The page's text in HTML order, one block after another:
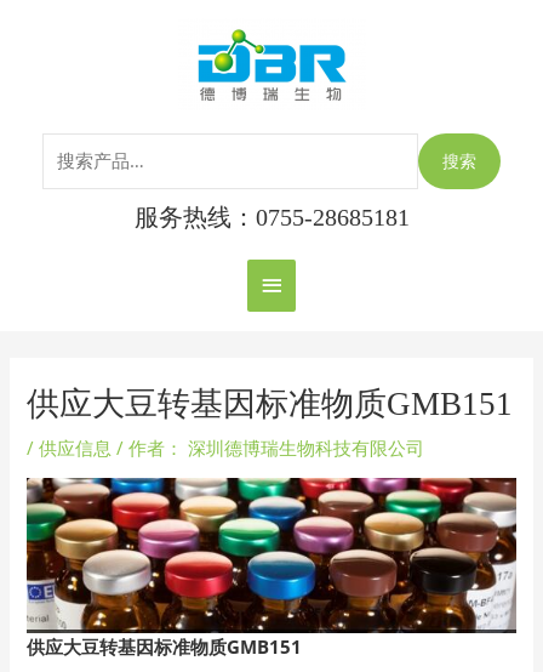
主
菜
单
搜索
服务热线：0755-28685181
供应大豆转基因标准物质GMB151
/供应信息 / 作者： 深圳德博瑞生物科技有限公司
供应大豆转基因标准物质GMB151